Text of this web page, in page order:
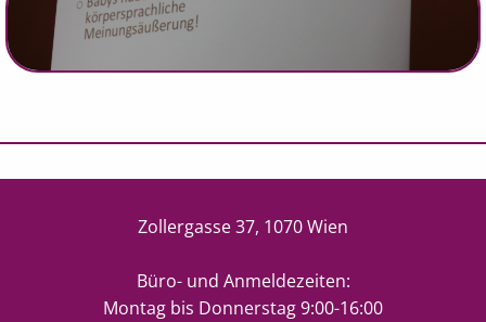
Zollergasse 37, 1070 Wien
Büro- und Anmeldezeiten:
Montag bis Donnerstag 9:00-16:00